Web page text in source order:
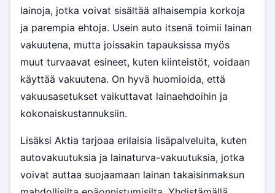
lainoja, jotka voivat sisältää alhaisempia korkoja
ja parempia ehtoja. Usein auto itsenä toimii lainan
vakuutena, mutta joissakin tapauksissa myös
muut turvaavat esineet, kuten kiinteistöt, voidaan
käyttää vakuutena. On hyvä huomioida, että
vakuusasetukset vaikuttavat lainaehdoihin ja
kokonaiskustannuksiin.
Lisäksi Aktia tarjoaa erilaisia lisäpalveluita, kuten
autovakuutuksia ja lainaturva-vakuutuksia, jotka
voivat auttaa suojaamaan lainan takaisinmaksun